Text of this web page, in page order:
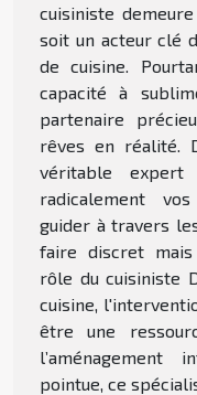
cuisiniste
soit un acteur clé
de cuisine.
capacité à
partenaire
rêves en réalité.
véritable expert
radicalement
guider à travers
faire discret mais
rôle du cuisiniste
cuisine,
être une
l’aménagement
pointue, ce